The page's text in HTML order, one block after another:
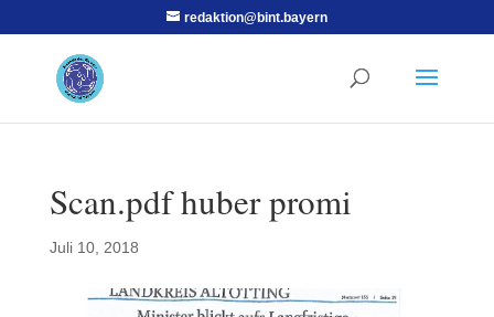
redaktion@bint.bayern
Scan.pdf huber promi
Juli 10, 2018